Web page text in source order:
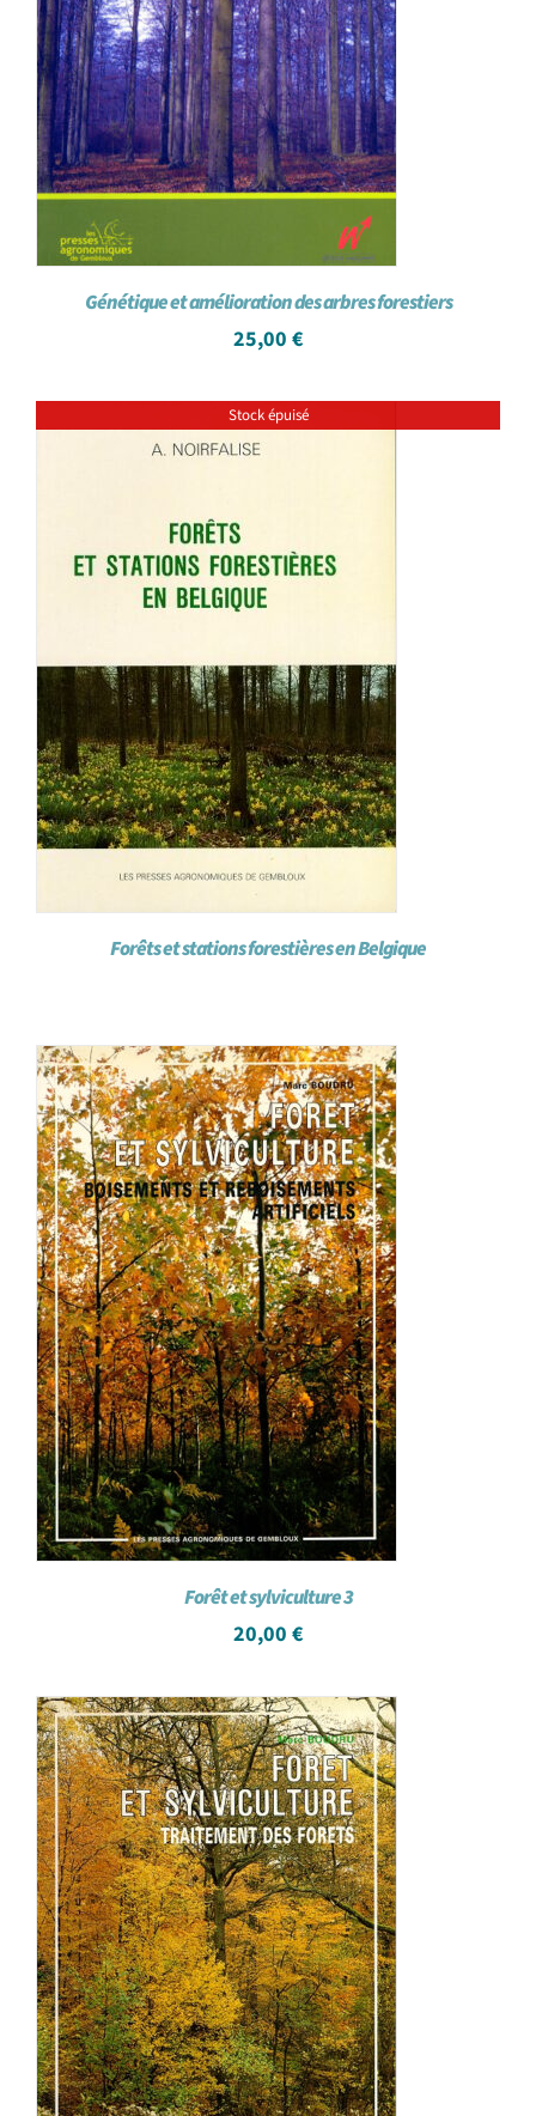
Génétique et amélioration des arbres forestiers
25,00 €
Stock épuisé
Forêts et stations forestières en Belgique
Forêt et sylviculture 3
20,00 €